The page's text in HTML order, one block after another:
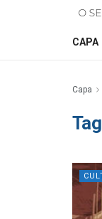
CAPA
Capa